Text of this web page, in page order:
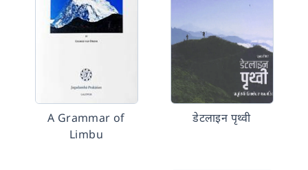
A Grammar of
Limbu
डेटलाइन पृथ्वी